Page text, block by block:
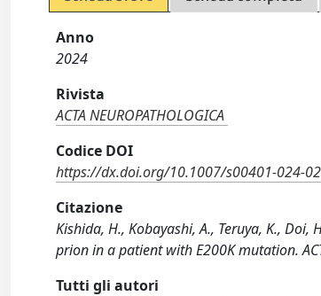
Anno
2024
Rivista
ACTA NEUROPATHOLOGICA
Codice DOI
https://dx.doi.org/10.1007/s00401-024-
Citazione
Kishida, H., Kobayashi, A., Teruya, K.,
prion in a patient with E200K mutation.
Tutti gli autori